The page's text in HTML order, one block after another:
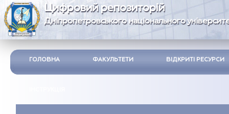
Цифровий репозиторій
Дніпропетровського національного
ГОЛОВНА ФАКУЛЬТЕТИ ВІДКРИТІ РЕСУРСИ